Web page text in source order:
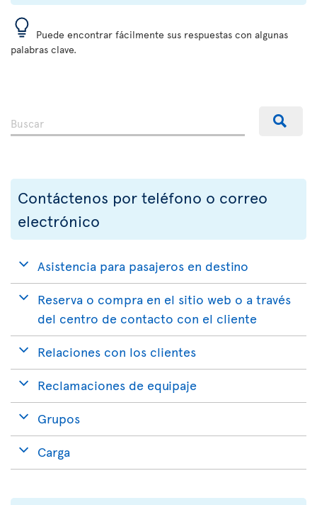
Puede encontrar fácilmente sus respuestas con algunas
palabras clave.
Contáctenos por teléfono o correo
electrónico
Asistencia para pasajeros en destino
Reserva o compra en el sitio web o a través
del centro de contacto con el cliente
Relaciones con los clientes
Reclamaciones de equipaje
Grupos
Carga